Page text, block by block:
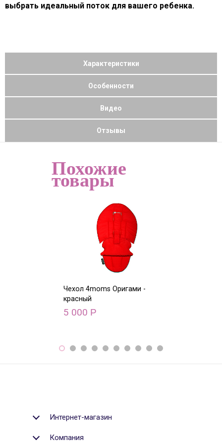
выбрать идеальный поток для вашего ребенка.
Характеристики
Особенности
Видео
Отзывы
Похожие
товары
Чехол 4moms Оригами -
красный
5 000 Р
Интернет-магазин
Компания